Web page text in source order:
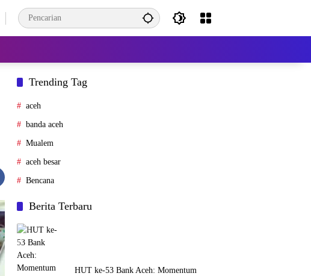
Trending Tag
aceh
banda aceh
Mualem
aceh besar
Bencana
Berita Terbaru
HUT ke-53 Bank Aceh: Momentum